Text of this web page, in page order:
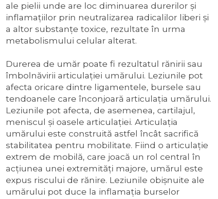
ale pielii unde are loc diminuarea durerilor și
inflamațiilor prin neutralizarea radicalilor liberi şi
a altor substanţe toxice, rezultate în urma
metabolismului celular alterat.
Durerea de umăr poate fi rezultatul rănirii sau
îmbolnăvirii articulației umărului. Leziunile pot
afecta oricare dintre ligamentele, bursele sau
tendoanele care înconjoară articulația umărului.
Leziunile pot afecta, de asemenea, cartilajul,
meniscul și oasele articulației. Articulația
umărului este construită astfel încât sacrifică
stabilitatea pentru mobilitate. Fiind o articulație
extrem de mobilă, care joacă un rol central în
acțiunea unei extremități majore, umărul este
expus riscului de rănire. Leziunile obișnuite ale
umărului pot duce la inflamația burselor